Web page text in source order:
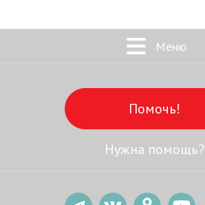
Меню
Помочь!
Нужна помощь?